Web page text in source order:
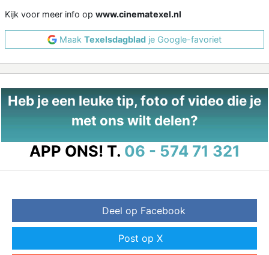
Kijk voor meer info op www.cinematexel.nl
Maak Texelsdagblad je Google-favoriet
Heb je een leuke tip, foto of video die je
met ons wilt delen?
APP ONS! T. 06 - 574 71 321
Deel op Facebook
Post op X